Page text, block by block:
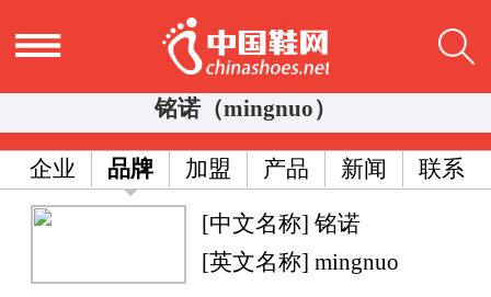
铭诺（mingnuo）
企业 品牌 加盟 产品 新闻 联系
[中文名称] 铭诺
[英文名称] mingnuo